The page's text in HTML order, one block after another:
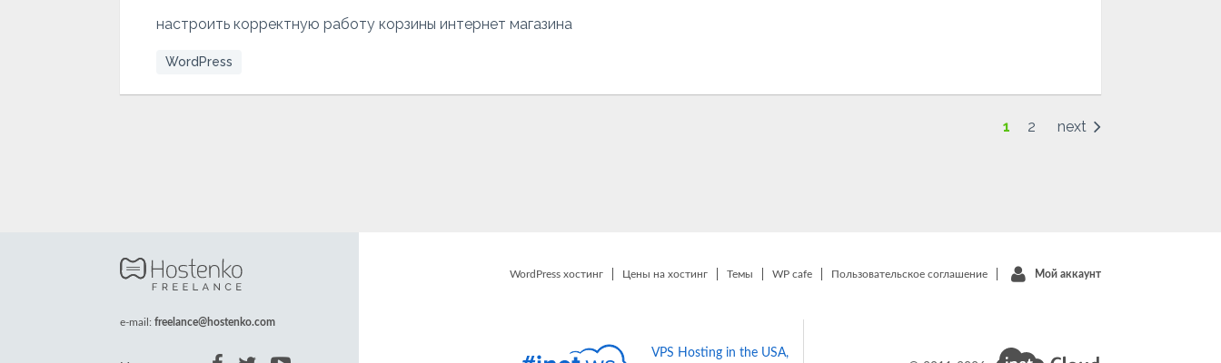
настроить корректную работу корзины интернет магазина
WordPress
1 2 next
e-mail: freelance@hostenko.com
WordPress хостинг Цены на хостинг Темы WP cafe Пользовательское соглашение Мой аккаунт
VPS Hosting in the USA,